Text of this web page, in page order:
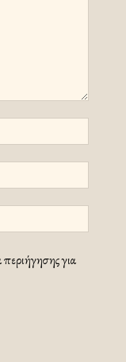
για